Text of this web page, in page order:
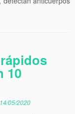
10
14/05/2020